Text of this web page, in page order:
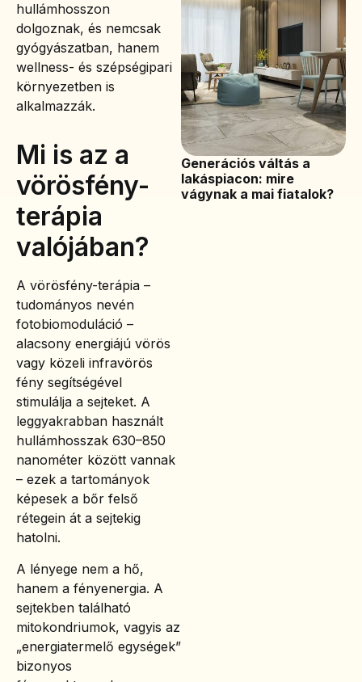
hullámhosszon
dolgoznak, és nemcsak
gyógyászatban, hanem
wellness- és szépségipari
környezetben is
alkalmazzák.
Mi is az a
vörösfény-
terápia
valójában?
A vörösfény-terápia –
tudományos nevén
fotobiomoduláció –
alacsony energiájú vörös
vagy közeli infravörös
fény segítségével
stimulálja a sejteket. A
leggyakrabban használt
hullámhosszak 630–850
nanométer között vannak
– ezek a tartományok
képesek a bőr felső
rétegein át a sejtekig
hatolni.
A lényege nem a hő,
hanem a fényenergia. A
sejtekben található
mitokondriumok, vagyis az
„energiatermelő egységek”
bizonyos
Generációs váltás a
lakáspiacon: mire
vágynak a mai fiatalok?